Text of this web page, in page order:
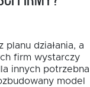
działania, a
firm wystarczy
innych potrzebna
model